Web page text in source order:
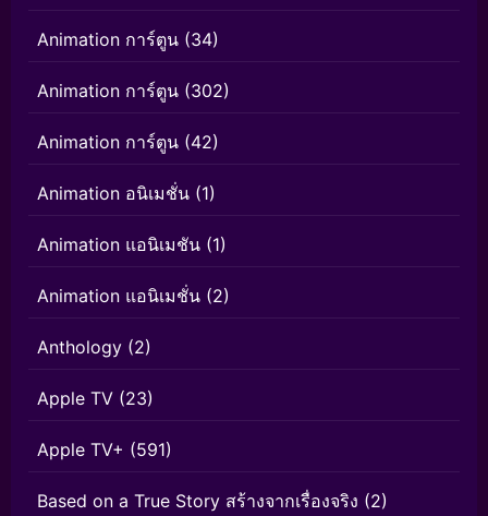
Animation การ์ตูน (34)
Animation การ์ตูน (302)
Animation การ์ตูน (42)
Animation อนิเมชั่น (1)
Animation แอนิเมชัน (1)
Animation แอนิเมชั่น (2)
Anthology (2)
Apple TV (23)
Apple TV+ (591)
Based on a True Story สร้างจากเรื่องจริง (2)